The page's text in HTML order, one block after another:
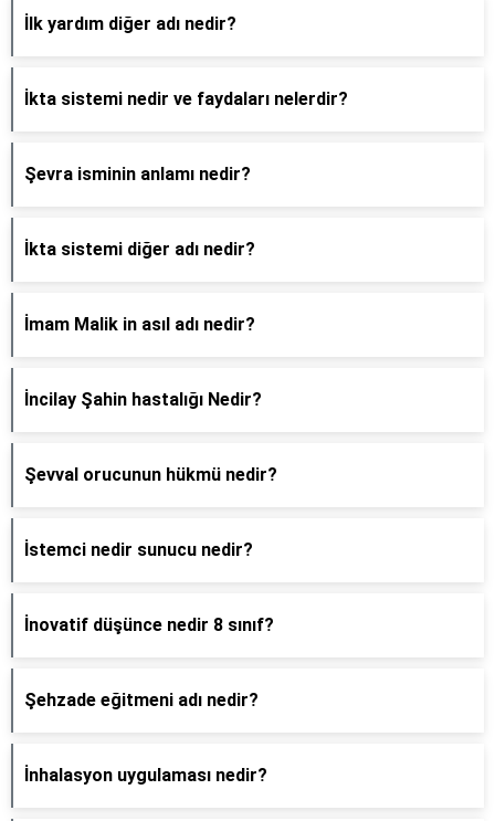
İlk yardım diğer adı nedir?
İkta sistemi nedir ve faydaları nelerdir?
Şevra isminin anlamı nedir?
İkta sistemi diğer adı nedir?
İmam Malik in asıl adı nedir?
İncilay Şahin hastalığı Nedir?
Şevval orucunun hükmü nedir?
İstemci nedir sunucu nedir?
İnovatif düşünce nedir 8 sınıf?
Şehzade eğitmeni adı nedir?
İnhalasyon uygulaması nedir?